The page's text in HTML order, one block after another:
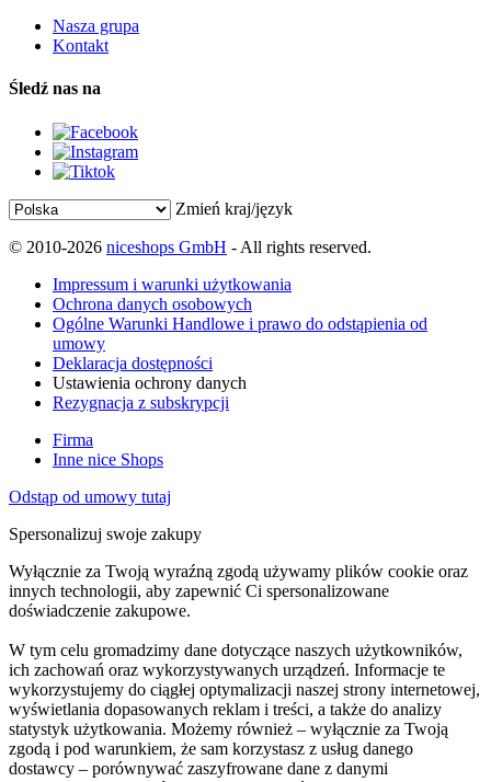
Nasza grupa
Kontakt
Śledź nas na
Zmień kraj/język
© 2010-2026 niceshops GmbH - All rights reserved.
Impressum i warunki użytkowania
Ochrona danych osobowych
Ogólne Warunki Handlowe i prawo do odstąpienia od
umowy
Deklaracja dostępności
Ustawienia ochrony danych
Rezygnacja z subskrypcji
Firma
Inne nice Shops
Odstąp od umowy tutaj
Spersonalizuj swoje zakupy
Wyłącznie za Twoją wyraźną zgodą używamy plików cookie oraz
innych technologii, aby zapewnić Ci spersonalizowane
doświadczenie zakupowe.
W tym celu gromadzimy dane dotyczące naszych użytkowników,
ich zachowań oraz wykorzystywanych urządzeń. Informacje te
wykorzystujemy do ciągłej optymalizacji naszej strony internetowej,
wyświetlania dopasowanych reklam i treści, a także do analizy
statystyk użytkowania. Możemy również – wyłącznie za Twoją
zgodą i pod warunkiem, że sam korzystasz z usług danego
dostawcy – porównywać zaszyfrowane dane z danymi